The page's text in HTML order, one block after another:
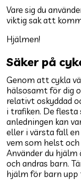
Vare sig du
viktig sak att
Hjälmen!
Säker på
Genom att cykla
hälsosamt för dig
relativt oskyddad
i trafiken. De flesta
anledningen kan
eller i värsta fall en
vem som helst
Använder du hjälm
och andras barn.
hjälm för barn upp